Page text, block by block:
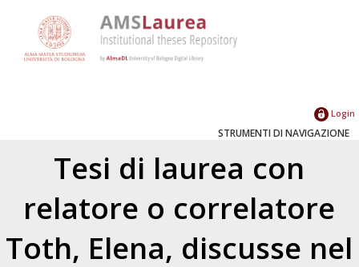
Login
STRUMENTI DI NAVIGAZIONE
Tesi di laurea con
relatore o correlatore
Toth, Elena, discusse nel